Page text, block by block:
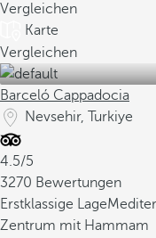
Vergleichen
Karte
Vergleichen
Barceló Cappadocia
Nevsehir, Turkiye
4.5/5
3270 Bewertungen
Erstklassige Lage
Zentrum mit Hammam